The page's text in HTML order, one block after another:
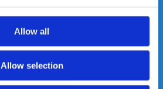
Allow all
Allow selection